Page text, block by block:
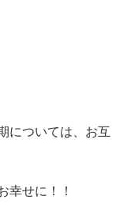
については、お互
幸せに！！